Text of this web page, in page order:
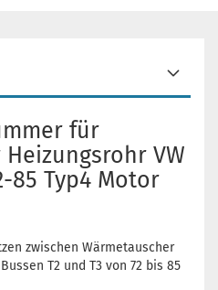
für
VW
85 Typ4 Motor
zwischen Wärmetauscher
T2 und T3 von 72 bis 85